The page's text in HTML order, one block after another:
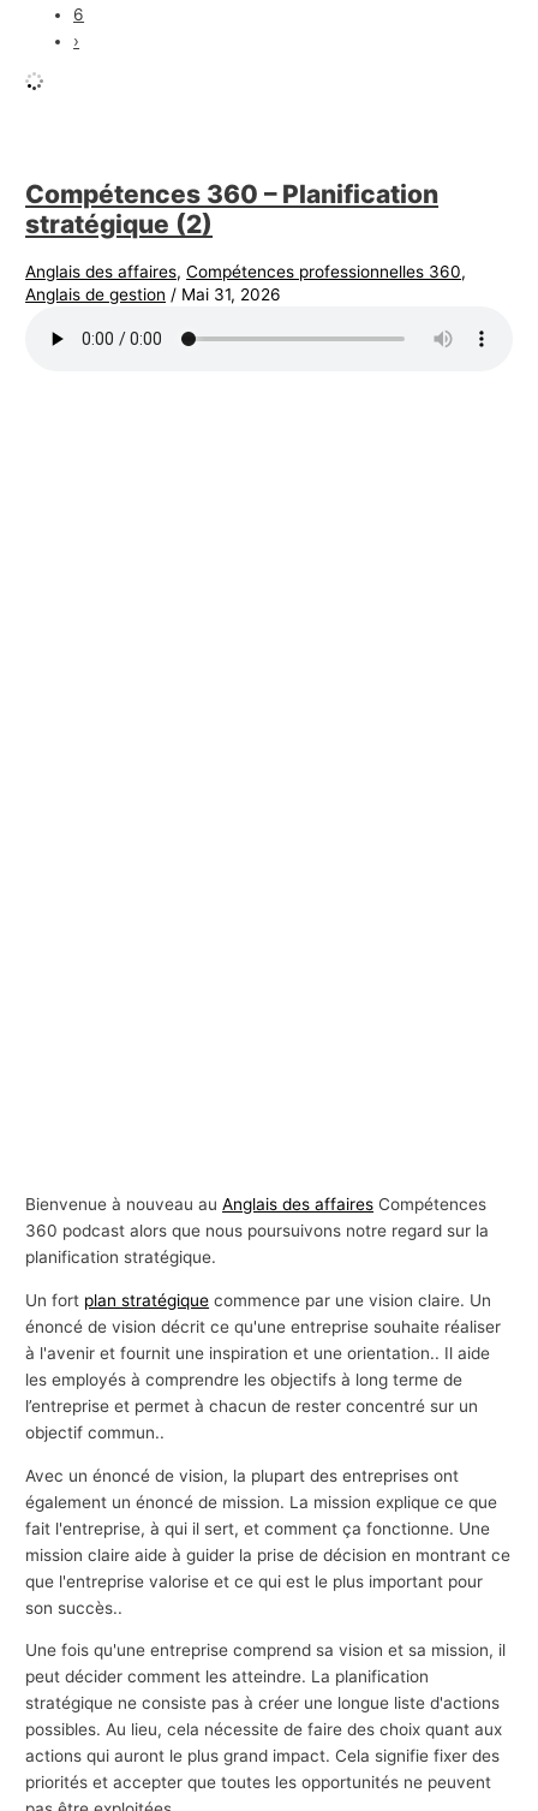
6
›
Compétences 360 – Planification
stratégique (2)
Anglais des affaires,Compétences professionnelles 360,
Anglais de gestion / Mai 31, 2026
Bienvenue à nouveau auAnglais des affaires Compétences
360 podcast alors que nous poursuivons notre regard sur la
planification stratégique.
Un fort plan stratégique commence par une vision claire. Un
énoncé de vision décrit ce qu'une entreprise souhaite réaliser
à l'avenir et fournit une inspiration et une orientation.. Il aide
les employés à comprendre les objectifs à long terme de
l’entreprise et permet à chacun de rester concentré sur un
objectif commun..
Avec un énoncé de vision, la plupart des entreprises ont
également un énoncé de mission. La mission explique ce que
fait l'entreprise, à qui il sert, et comment ça fonctionne. Une
mission claire aide à guider la prise de décision en montrant ce
que l'entreprise valorise et ce qui est le plus important pour
son succès..
Une fois qu'une entreprise comprend sa vision et sa mission, il
peut décider comment les atteindre. La planification
stratégique ne consiste pas à créer une longue liste d'actions
possibles. Au lieu, cela nécessite de faire des choix quant aux
actions qui auront le plus grand impact. Cela signifie fixer des
priorités et accepter que toutes les opportunités ne peuvent